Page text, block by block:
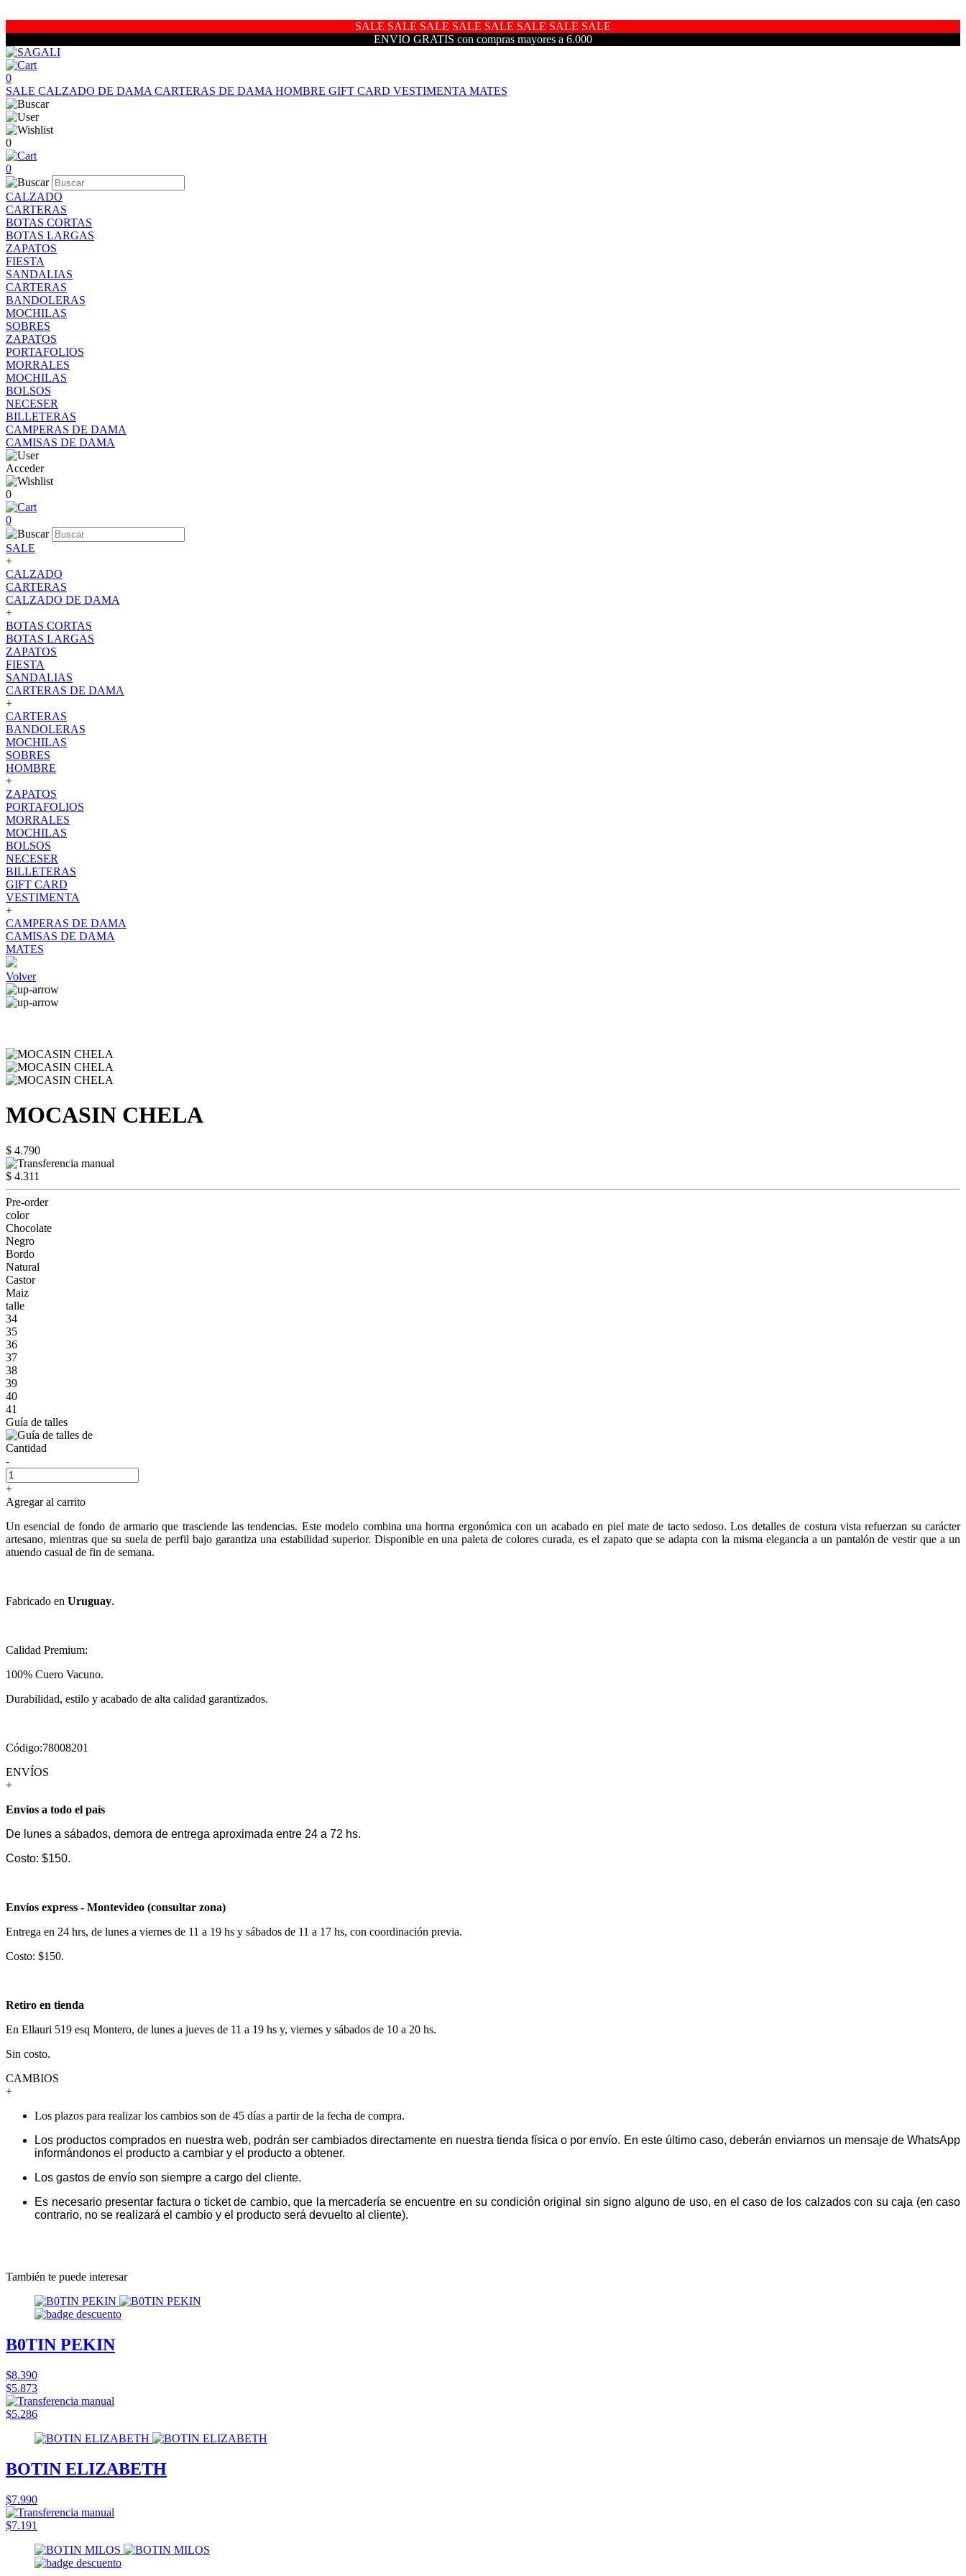
SALE SALE SALE SALE SALE SALE SALE SALE
ENVIO GRATIS con compras mayores a 6.000
0
SALE CALZADO DE DAMA CARTERAS DE DAMA HOMBRE GIFT CARD VESTIMENTA MATES
0
0
CALZADO
CARTERAS
BOTAS CORTAS
BOTAS LARGAS
ZAPATOS
FIESTA
SANDALIAS
CARTERAS
BANDOLERAS
MOCHILAS
SOBRES
ZAPATOS
PORTAFOLIOS
MORRALES
MOCHILAS
BOLSOS
NECESER
BILLETERAS
CAMPERAS DE DAMA
CAMISAS DE DAMA
Acceder
0
0
SALE
+
CALZADO
CARTERAS
CALZADO DE DAMA
+
BOTAS CORTAS
BOTAS LARGAS
ZAPATOS
FIESTA
SANDALIAS
CARTERAS DE DAMA
+
CARTERAS
BANDOLERAS
MOCHILAS
SOBRES
HOMBRE
+
ZAPATOS
PORTAFOLIOS
MORRALES
MOCHILAS
BOLSOS
NECESER
BILLETERAS
GIFT CARD
VESTIMENTA
+
CAMPERAS DE DAMA
CAMISAS DE DAMA
MATES
Volver
MOCASIN CHELA
$ 4.790
$ 4.311
Pre-order
color
Chocolate
Negro
Bordo
Natural
Castor
Maiz
talle
34
35
36
37
38
39
40
41
Guía de talles
Cantidad
-
+
Agregar al carrito
Un esencial de fondo de armario que trasciende las tendencias. Este modelo combina una horma ergonómica con un acabado en piel mate de tacto sedoso. Los detalles de costura vista refuerzan su carácter
artesano, mientras que su suela de perfil bajo garantiza una estabilidad superior. Disponible en una paleta de colores curada, es el zapato que se adapta con la misma elegancia a un pantalón de vestir que a un
atuendo casual de fin de semana.
Fabricado en Uruguay.
Calidad Premium:
100% Cuero Vacuno.
Durabilidad, estilo y acabado de alta calidad garantizados.
Código:78008201
ENVÍOS
+
Envíos a todo el país
De lunes a sábados, demora de entrega aproximada entre 24 a 72 hs.
Costo: $150.
Envíos express - Montevideo (consultar zona)
Entrega en 24 hrs, de lunes a viernes de 11 a 19 hs y sábados de 11 a 17 hs, con coordinación previa.
Costo: $150.
Retiro en tienda
En Ellauri 519 esq Montero, de lunes a jueves de 11 a 19 hs y, viernes y sábados de 10 a 20 hs.
Sin costo.
CAMBIOS
+
Los plazos para realizar los cambios son de 45 días a partir de la fecha de compra.
Los productos comprados en nuestra web, podrán ser cambiados directamente en nuestra tienda física o por envío. En este último caso, deberán enviarnos un mensaje de WhatsApp
informándonos el producto a cambiar y el producto a obtener.
Los gastos de envío son siempre a cargo del cliente.
Es necesario presentar factura o ticket de cambio, que la mercadería se encuentre en su condición original sin signo alguno de uso, en el caso de los calzados con su caja (en caso
contrario, no se realizará el cambio y el producto será devuelto al cliente).
También te puede interesar
B0TIN PEKIN
$8.390
$5.873
$5.286
BOTIN ELIZABETH
$7.990
$7.191